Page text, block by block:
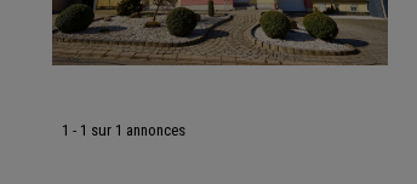
1 - 1 sur 1 annonces